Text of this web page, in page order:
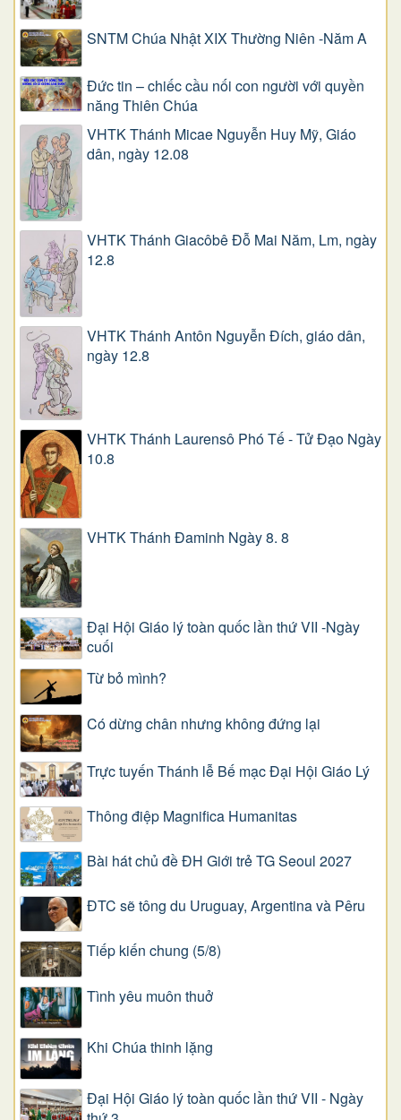
SNTM Chúa Nhật XIX Thường Niên -Năm A
Đức tin – chiếc cầu nối con người với quyền
năng Thiên Chúa
VHTK Thánh Micae Nguyễn Huy Mỹ, Giáo
dân, ngày 12.08
VHTK Thánh Giacôbê Ðỗ Mai Năm, Lm, ngày
12.8
VHTK Thánh Antôn Nguyễn Ðích, giáo dân,
ngày 12.8
VHTK Thánh Laurensô Phó Tế - Tử Đạo Ngày
10.8
VHTK Thánh Đaminh Ngày 8. 8
Đại Hội Giáo lý toàn quốc lần thứ VII -Ngày
cuối
Từ bỏ mình?
Có dừng chân nhưng không đứng lại
Trực tuyến Thánh lễ Bế mạc Đại Hội Giáo Lý
Thông điệp Magnifica Humanitas
Bài hát chủ đề ĐH Giới trẻ TG Seoul 2027
ĐTC sẽ tông du Uruguay, Argentina và Pêru
Tiếp kiến chung (5/8)
Tình yêu muôn thuở
Khi Chúa thinh lặng
Đại Hội Giáo lý toàn quốc lần thứ VII - Ngày